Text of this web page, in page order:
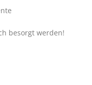
besorgt werden!